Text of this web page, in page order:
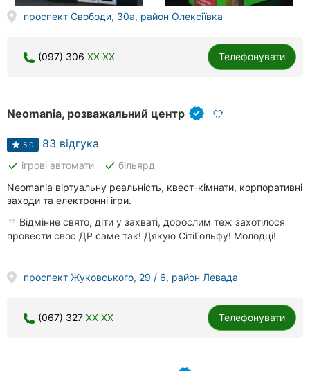
проспект Свободи, 30а, район Олексіївка
(097) 306 XX XX Телефонувати
Neomania, розважальний центр
5.0 83 відгука
done ігрові автомати done більярд
Neomania віртуальну реальність, квест-кімнати, корпоративні
заходи та електронні ігри.
Відмінне свято, діти у захваті, дорослим теж захотілося
провести своє ДР саме так! Дякую СітіГольфу! Молодці!
проспект Жуковського, 29 / 6, район Левада
(067) 327 XX XX Телефонувати